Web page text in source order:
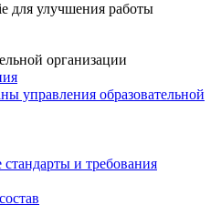
для улучшения работы
организации
управления образовательной
и требования